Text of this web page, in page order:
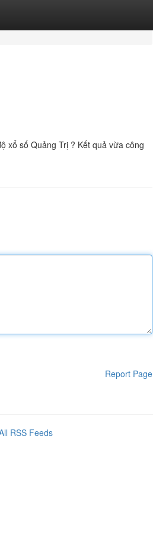
xổ số Quảng Trị ? Kết quả vừa công
Report Page
RSS Feeds